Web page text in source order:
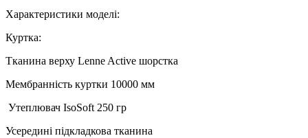
Характеристики моделі:
Куртка:
Тканина верху Lenne Active шорстка
Мембранність куртки 10000 мм
Утеплювач IsoSoft 250 гр
Усередині підкладкова тканина